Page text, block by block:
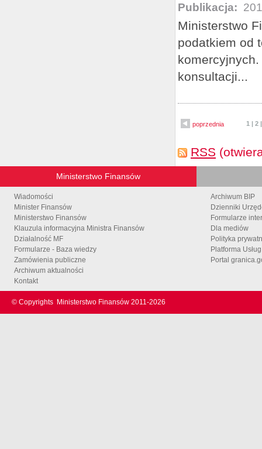
Publikacja:
Ministerstwo
podatkiem od
konsultacji...
poprzednia 1 | 2
RSS
Ministerstwo Finansów
Wiadomości
Minister Finansów
Ministerstwo Finansów
Klauzula informacyjna Ministra Finansów
Działalność MF
Formularze - Baza wiedzy
Zamówienia publiczne
Archiwum aktualności
Kontakt
Archiwum BIP
Dzienniki
Formularze
Dla mediów
Polityka
Platforma
Portal
© Copyrights Ministerstwo Finansów 2011-2026